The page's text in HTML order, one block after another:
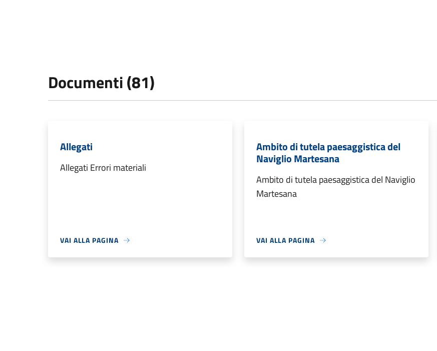
Documenti (81)
Allegati
Allegati Errori materiali
VAI ALLA PAGINA
Ambito di tutela paesaggistica del
Naviglio Martesana
Ambito di tutela paesaggistica del Naviglio
Martesana
VAI ALLA PAGINA